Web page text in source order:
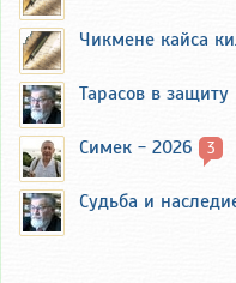
Чикмене кайса
Тарасов в
Симек - 2026 3
Судьба и